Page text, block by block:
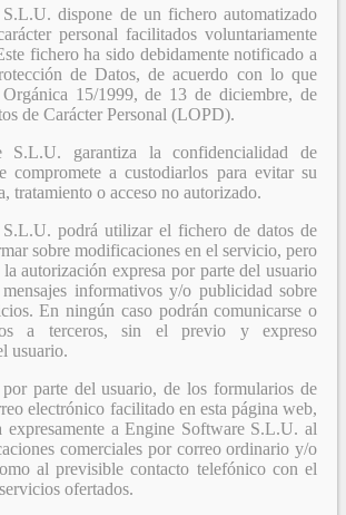
dispone de un fichero automatizado
personal facilitados voluntariamente
fichero ha sido debidamente notificado a
de Datos, de acuerdo con lo que
15/1999, de 13 de diciembre, de
de Carácter Personal (LOPD).
S.L.U. garantiza la confidencialidad de
compromete a custodiarlos para evitar su
tratamiento o acceso no autorizado.
podrá utilizar el fichero de datos de
sobre modificaciones en el servicio, pero
autorización expresa por parte del usuario
informativos y/o publicidad sobre
En ningún caso podrán comunicarse o
a terceros, sin el previo y expreso
usuario.
parte del usuario, de los formularios de
electrónico facilitado en esta página web,
expresamente a Engine Software S.L.U. al
comerciales por correo ordinario y/o
al previsible contacto telefónico con el
ofertados.